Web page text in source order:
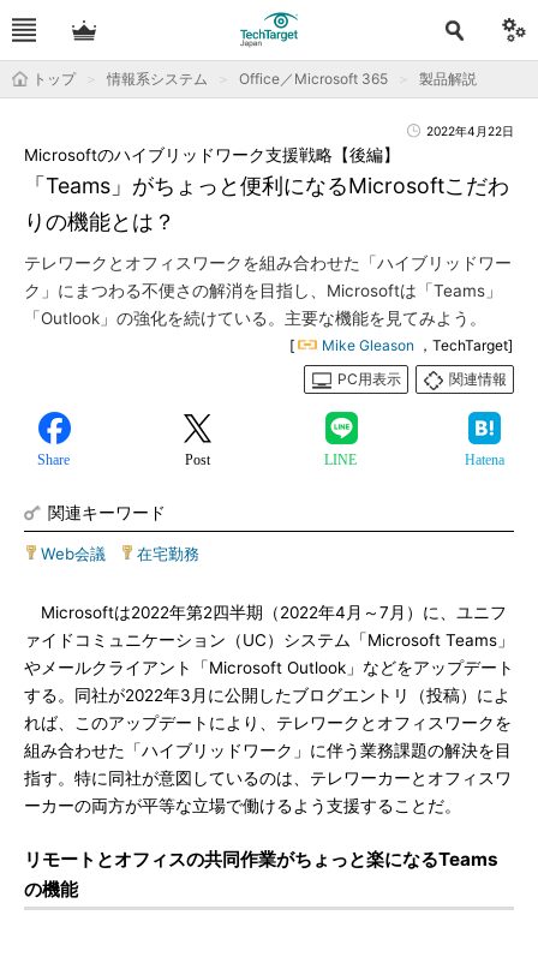
トップ 情報系システム Office／Microsoft 365 製品解説
2022年4月22日
「Teams」がちょっと便利になるMicrosoftこだわ
りの機能とは？
Microsoftのハイブリッドワーク支援戦略【後編】
テレワークとオフィスワークを組み合わせた「ハイブリッドワー
ク」にまつわる不便さの解消を目指し、Microsoftは「Teams」
「Outlook」の強化を続けている。主要な機能を見てみよう。
[ Mike Gleason ，TechTarget]
PC用表示
関連情報
Share Post LINE Hatena
関連キーワード
Web会議 在宅勤務
Microsoftは2022年第2四半期（2022年4月～7月）に、ユニフ
ァイドコミュニケーション（UC）システム「Microsoft Teams」
やメールクライアント「Microsoft Outlook」などをアップデート
する。同社が2022年3月に公開したブログエントリ（投稿）によ
れば、このアップデートにより、テレワークとオフィスワークを
組み合わせた「ハイブリッドワーク」に伴う業務課題の解決を目
指す。特に同社が意図しているのは、テレワーカーとオフィスワ
ーカーの両方が平等な立場で働けるよう支援することだ。
リモートとオフィスの共同作業がちょっと楽になるTeams
の機能